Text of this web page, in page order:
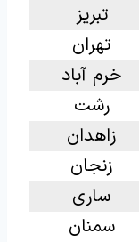
تبریز
تهران
خرم آباد
رشت
زاهدان
زنجان
ساری
سمنان